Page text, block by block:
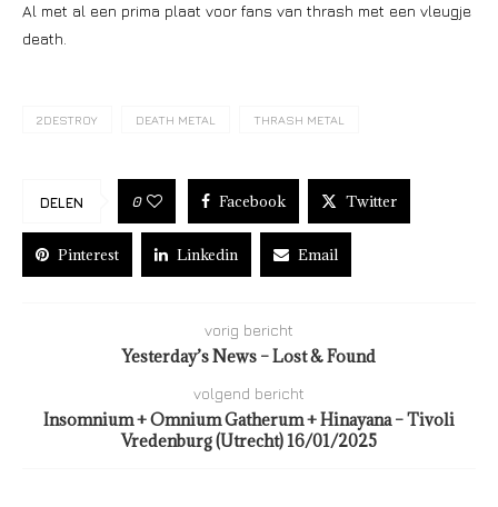
Al met al een prima plaat voor fans van thrash met een vleugje
death.
2DESTROY DEATH METAL THRASH METAL
DELEN 0 Facebook Twitter
Pinterest Linkedin Email
vorig bericht
Yesterday’s News – Lost & Found
volgend bericht
Insomnium + Omnium Gatherum + Hinayana – Tivoli
Vredenburg (Utrecht) 16/01/2025